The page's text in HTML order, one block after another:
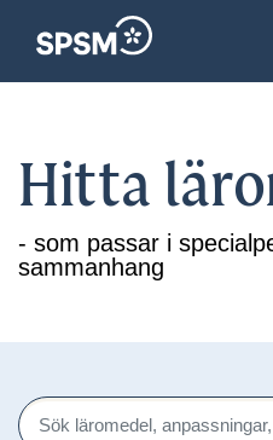
Hitta
- som passar i
sammanhang
Sök